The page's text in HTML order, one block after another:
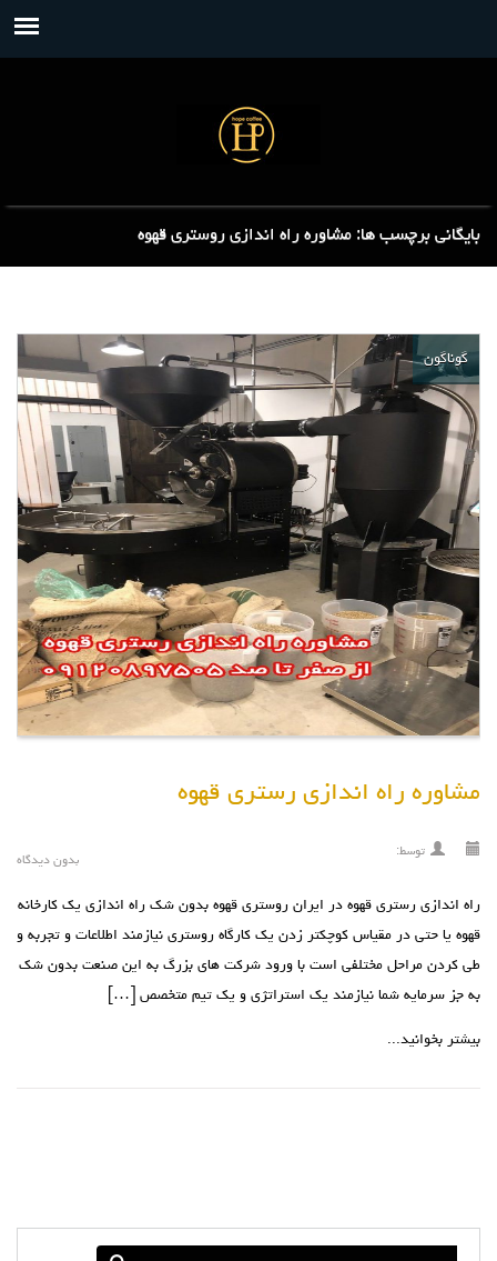
بایگانی برچسب ها: مشاوره راه اندازی روستری قهوه
گوناگون
مشاوره راه اندازی رستری قهوه
توسط:
بدون دیدگاه
راه اندازی رستری قهوه در ایران روستری قهوه بدون شک راه اندازی یک کارخانه
قهوه یا حتی در مقیاس کوچکتر زدن یک کارگاه روستری نیازمند اطلاعات و تجربه و
طی کردن مراحل مختلفی است با ورود شرکت های بزرگ به این صنعت بدون شک
به جز سرمایه شما نیازمند یک استراتژی و یک تیم متخصص […]
بیشتر بخوانید...